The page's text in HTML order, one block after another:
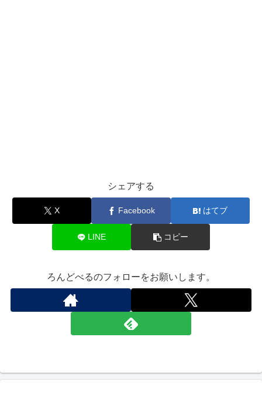
シェアする
X Facebook はてブ
LINE コピー
ろんどべるのフォローをお願いします。